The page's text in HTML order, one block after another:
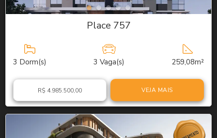
Place 757
3 Dorm(s) 3 Vaga(s) 259,08m²
R$ 4.985.500,00 VEJA MAIS